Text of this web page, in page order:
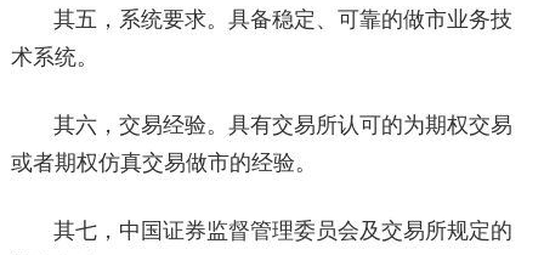
其五，系统要求。具备稳定、可靠的做市业务技
术系统。
其六，交易经验。具有交易所认可的为期权交易
或者期权仿真交易做市的经验。
其七，中国证券监督管理委员会及交易所规定的